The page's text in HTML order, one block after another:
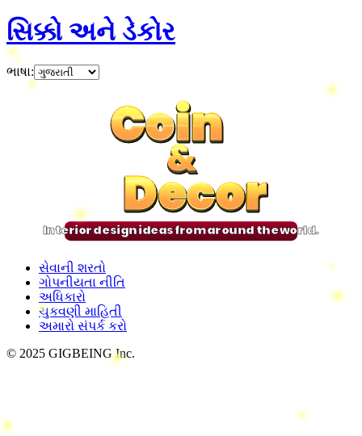
સિક્કો અને ડેકોર
ભાષા:
Coin
&
Decor
Coin
&
Decor
Coin
&
Decor
Coin
&
Decor
Interior design ideas from around the world.
સેવાની શરતો
ગોપનીયતા નીતિ
અધિકારો
ચુકવણી માહિતી
અમારો સંપર્ક કરો
© 2025 GIGBEING Inc.